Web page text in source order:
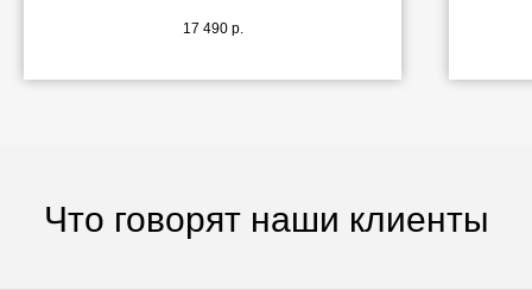
17 490 р.
Что говорят наши клиенты